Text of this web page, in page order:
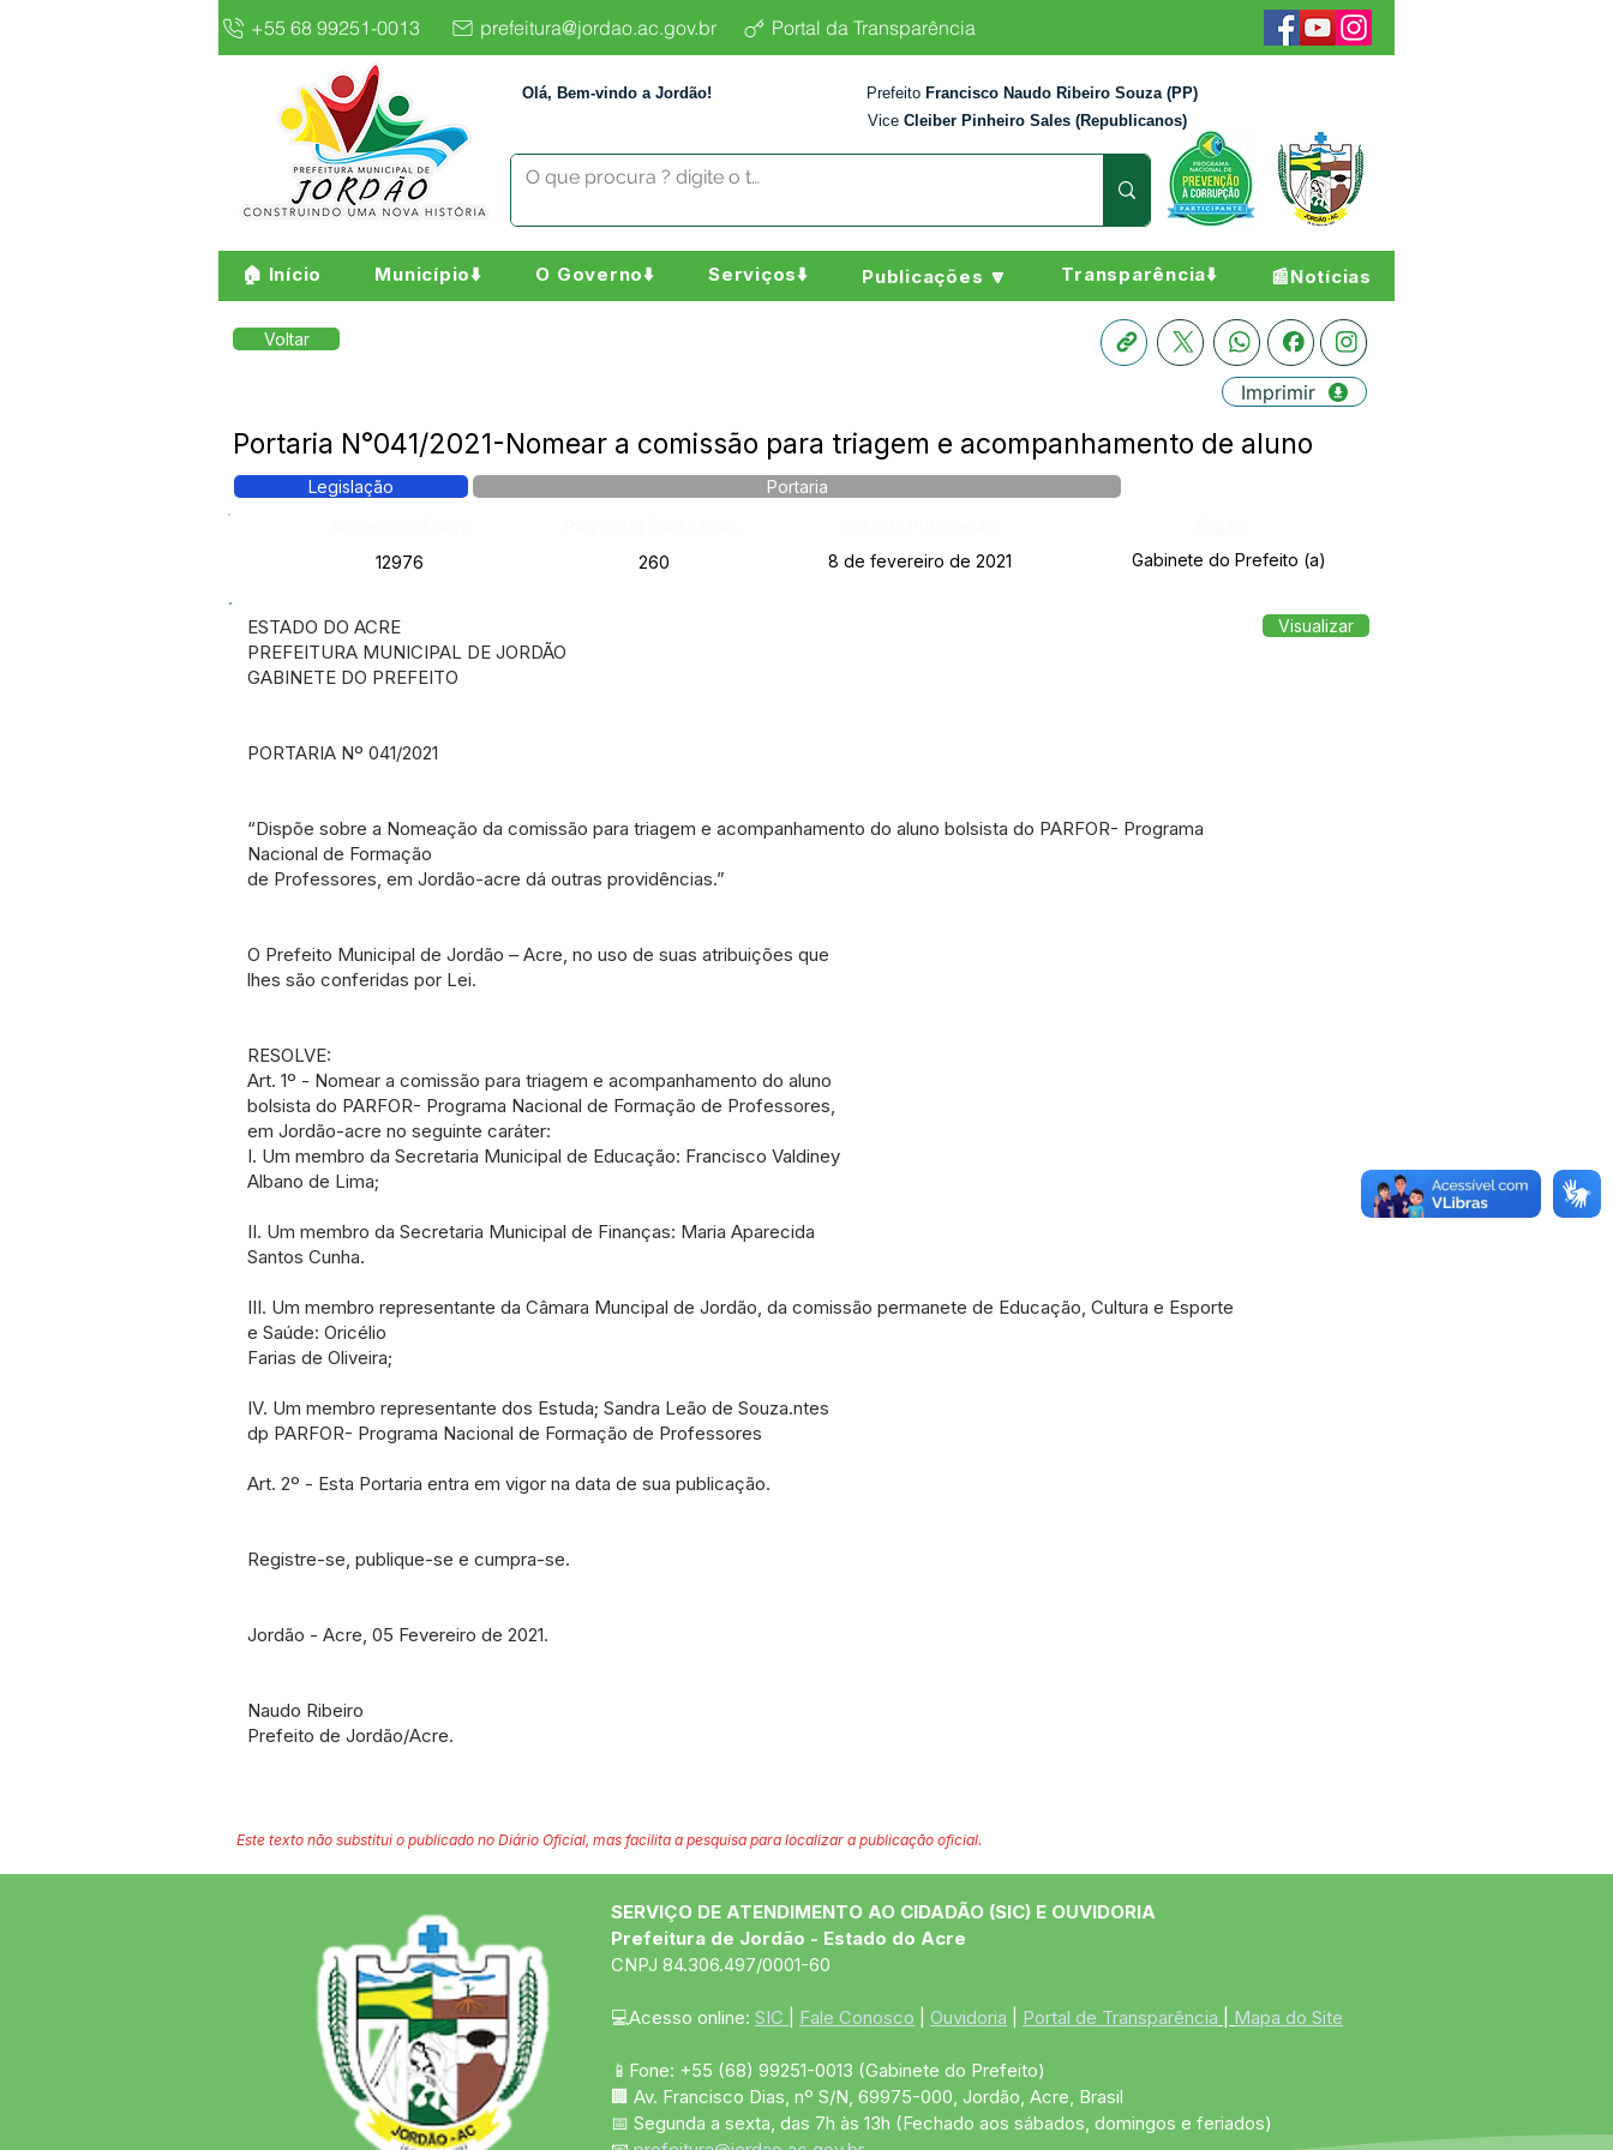
+55 68 99251-0013 prefeitura@jordao.ac.gov.br Portal da Transparência
Olá, Bem-vindo a Jordão! Prefeito Francisco Naudo Ribeiro Souza (PP)
Vice Cleiber Pinheiro Sales (Republicanos)
🏠 Início Município⬇️ O Governo⬇️ Serviços⬇️ Publicações 🔽 Transparência⬇️ 📰Notícias
Voltar
Imprimir
Portaria N°041/2021-Nomear a comissão para triagem e acompanhamento de aluno
Legislação
Portaria
12976
260 8 de fevereiro de 2021 Gabinete do Prefeito (a)
ESTADO DO ACRE
PREFEITURA MUNICIPAL DE JORDÃO
GABINETE DO PREFEITO
PORTARIA Nº 041/2021
“Dispõe sobre a Nomeação da comissão para triagem e acompanhamento do aluno bolsista do PARFOR- Programa
Nacional de Formação
de Professores, em Jordão-acre dá outras providências.”
O Prefeito Municipal de Jordão – Acre, no uso de suas atribuições que
lhes são conferidas por Lei.
RESOLVE:
Art. 1º - Nomear a comissão para triagem e acompanhamento do aluno
bolsista do PARFOR- Programa Nacional de Formação de Professores,
em Jordão-acre no seguinte caráter:
I. Um membro da Secretaria Municipal de Educação: Francisco Valdiney
Albano de Lima;
II. Um membro da Secretaria Municipal de Finanças: Maria Aparecida
Santos Cunha.
III. Um membro representante da Câmara Muncipal de Jordão, da comissão permanete de Educação, Cultura e Esporte
e Saúde: Oricélio
Farias de Oliveira;
IV. Um membro representante dos Estuda; Sandra Leão de Souza.ntes
dp PARFOR- Programa Nacional de Formação de Professores
Art. 2º - Esta Portaria entra em vigor na data de sua publicação.
Registre-se, publique-se e cumpra-se.
Jordão - Acre, 05 Fevereiro de 2021.
Naudo Ribeiro
Prefeito de Jordão/Acre.
Visualizar
Este texto não substitui o publicado no Diário Oficial, mas facilita a pesquisa para localizar a publicação oficial.
SERVIÇO DE ATENDIMENTO AO CIDADÃO (SIC) E OUVIDORIA
Prefeitura de Jordão - Estado do Acre
CNPJ 84.306.497/0001-60
💻Acesso online: SIC Fale Conosco Ouvidoria Portal de Transparência Mapa do Site
📱Fone: +55 (68) 99251-0013 (Gabinete do Prefeito)
🏢 Av. Francisco Dias, nº S/N, 69975-000, Jordão, Acre, Brasil
📅 Segunda a sexta, das 7h às 13h (Fechado aos sábados, domingos e feriados)